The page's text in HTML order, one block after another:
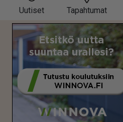
Uutiset Tapahtumat